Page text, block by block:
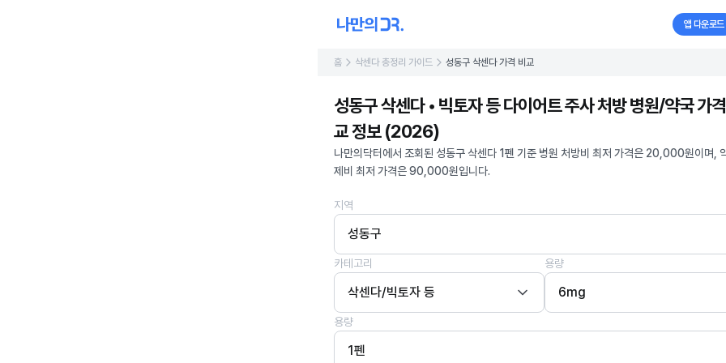
앱 다운로드
홈 삭센다 총정리 가이드 성동구 삭센다 가격 비교
성동구 삭센다 • 빅토자 등 다이어트 주사 처방 병원/약국 가
교 정보 (2026)
나만의닥터에서 조회된 성동구 삭센다 1펜 기준 병원 처방비 최저 가격은 20,000원이며,
제비 최저 가격은 90,000원입니다.
지역
성동구
카테고리
삭센다/빅토자 등
용량
6mg
용량
1펜